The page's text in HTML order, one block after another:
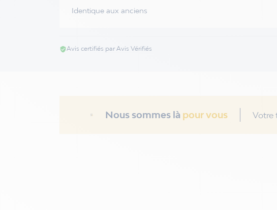
Identique aux anciens
verified_userAvis certifiés par Avis Vérifiés
Nous sommes là pour vous Votre